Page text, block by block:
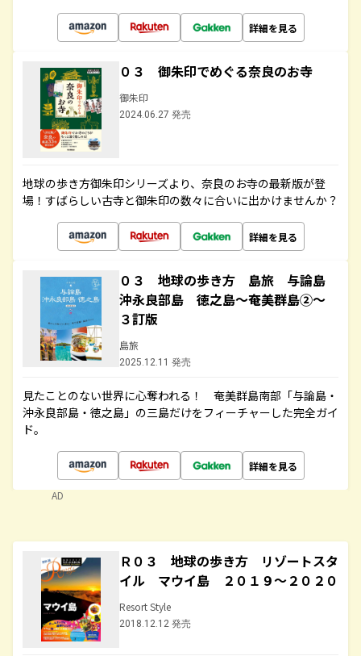
詳細を見る
０３ 御朱印でめぐる奈良のお寺
御朱印
2024.06.27 発売
地球の歩き方御朱印シリーズより、奈良のお寺の最新版が登
場！すばらしい古寺と御朱印の数々に合いに出かけませんか？
詳細を見る
０３ 地球の歩き方 島旅 与論島
沖永良部島 徳之島～奄美群島②～
３訂版
島旅
2025.12.11 発売
見たことのない世界に心奪われる！ 奄美群島南部「与論島・
沖永良部島・徳之島」の三島だけをフィーチャーした完全ガイ
ド。
詳細を見る
AD
Ｒ０３ 地球の歩き方 リゾートスタ
イル マウイ島 ２０１９～２０２０
Resort Style
2018.12.12 発売